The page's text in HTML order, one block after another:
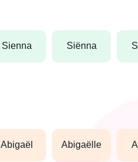
sienna siënna
abigaël abigaëlle